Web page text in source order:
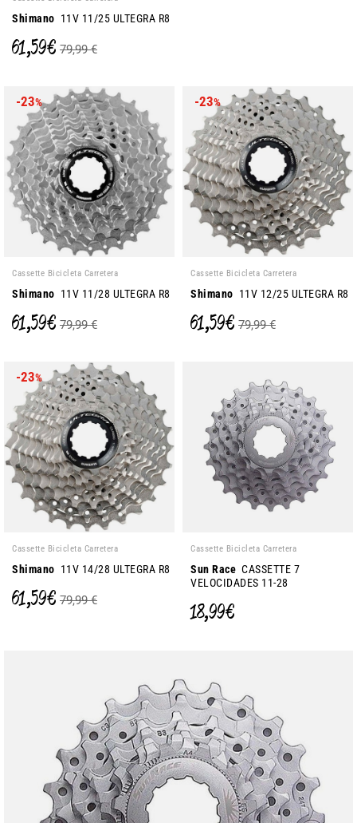
Shimano 11V 11/25 ULTEGRA R8
61,59 € 79,99 €
-23%
Cassette Bicicleta Carretera
Shimano 11V 11/28 ULTEGRA R8
61,59 € 79,99 €
-23%
Cassette Bicicleta Carretera
Shimano 11V 12/25 ULTEGRA R8
61,59 € 79,99 €
-23%
Cassette Bicicleta Carretera
Shimano 11V 14/28 ULTEGRA R8
61,59 € 79,99 €
Cassette Bicicleta Carretera
Sun Race CASSETTE 7
VELOCIDADES 11-28
18,99 €